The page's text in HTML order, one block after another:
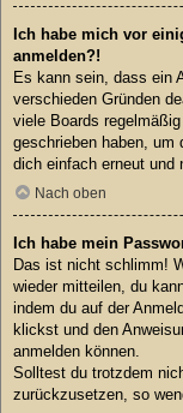
Ich habe mich vor
anmelden?!
Es kann sein, dass ein
verschieden Gründen
viele Boards
geschrieben haben, um
dich einfach erneut und
Nach oben
Ich habe mein
Das ist nicht schlimm!
wieder mitteilen, du
indem du auf der
klickst und den
anmelden können.
Solltest du trotzdem
zurückzusetzen, so